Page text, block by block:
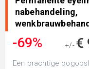
nabehandeling,
-69% +/- €
Een prachtige